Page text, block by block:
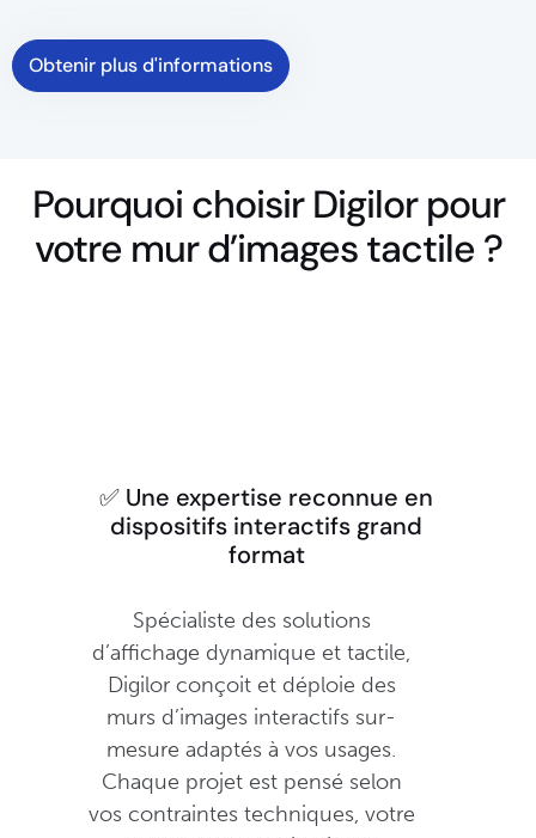
Obtenir plus d'informations
Pourquoi choisir Digilor pour
votre mur d’images tactile ?
✅ Une expertise reconnue en
dispositifs interactifs grand
format
Spécialiste des solutions
d’affichage dynamique et tactile,
Digilor conçoit et déploie des
murs d’images interactifs sur-
mesure adaptés à vos usages.
Chaque projet est pensé selon
vos contraintes techniques, votre